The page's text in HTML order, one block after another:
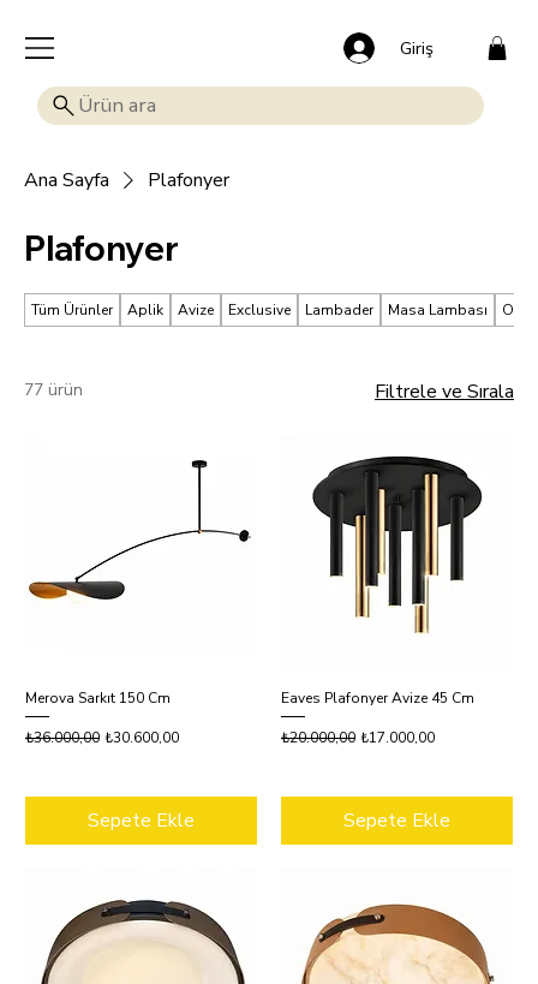
Giriş
Ana Sayfa Plafonyer
Plafonyer
Tüm Ürünler Aplik Avize Exclusive Lambader Masa Lambası
77 ürün Filtrele ve Sırala
Merova Sarkıt 150 Cm
Normal Fiyat
₺36.000,00 İndirimli Fiyat
₺30.600,00
Sepete Ekle
Eaves Plafonyer Avize 45 Cm
Normal Fiyat
₺20.000,00 İndirimli Fiyat
₺17.000,00
Sepete Ekle